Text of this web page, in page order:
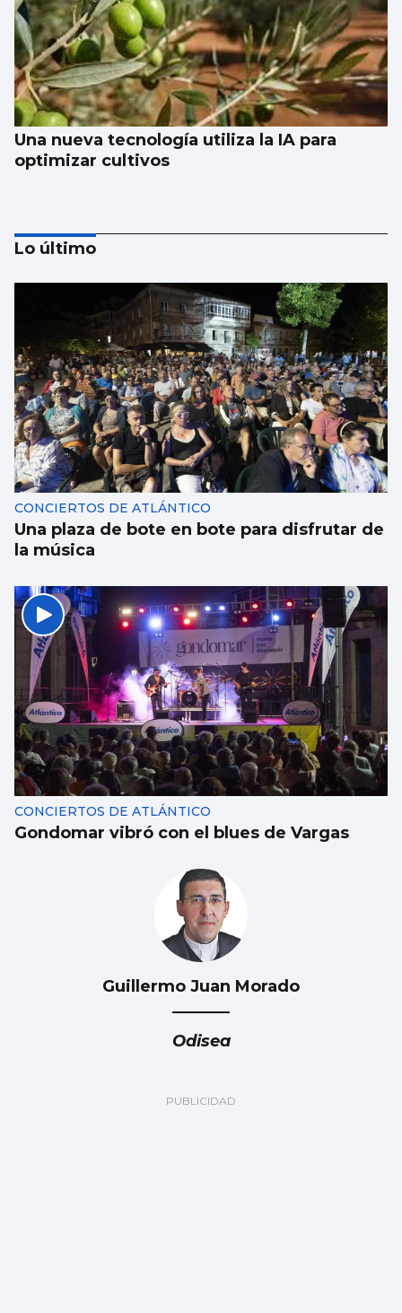
Una nueva tecnología utiliza la IA para
optimizar cultivos
CCOO denuncia que 55.000 trabajadores
gallegos trabajan horas extras cada semana
y cuatro de cada diez no las cobran
Lo último
CONCIERTOS DE ATLÁNTICO
Una plaza de bote en bote para disfrutar de
la música
CONCIERTOS DE ATLÁNTICO
Gondomar vibró con el blues de Vargas
Guillermo Juan Morado
Odisea